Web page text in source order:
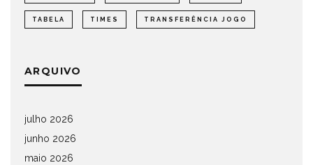
TABELA TIMES TRANSFERÊNCIA JOGO
ARQUIVO
julho 2026
junho 2026
maio 2026